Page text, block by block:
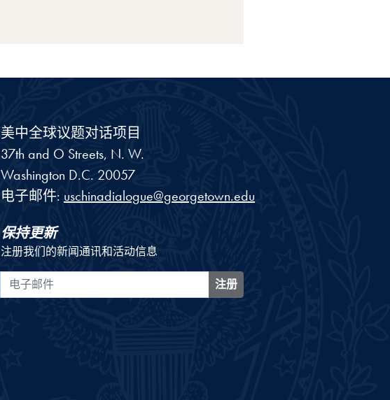
美中全球议题对话项目
37th and O Streets, N. W.
Washington D.C. 20057
电子邮件: uschinadialogue@georgetown.edu
保持更新
注册我们的新闻通讯和活动信息
电子邮件 注册